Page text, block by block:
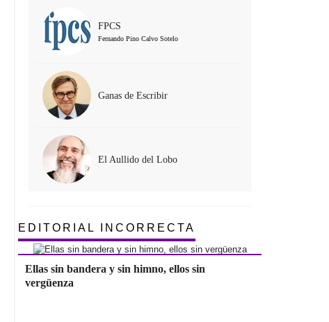
FPCS
Fernando Pino Calvo Sotelo
Ganas de Escribir
El Aullido del Lobo
EDITORIAL INCORRECTA
Ellas sin bandera y sin himno, ellos sin
vergüenza